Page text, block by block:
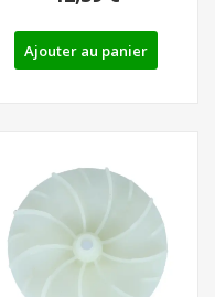
Ajouter au panier